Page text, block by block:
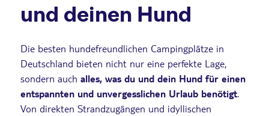
und deinen Hund
Die besten hundefreundlichen Campingplätze in
Deutschland bieten nicht nur eine perfekte Lage,
sondern auch alles, was du und dein Hund für einen
entspannten und unvergesslichen Urlaub benötigt.
Von direkten Strandzugängen und idyllischen